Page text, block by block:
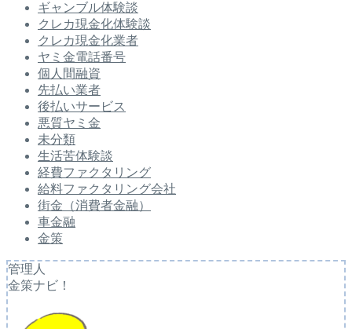
ギャンブル体験談
クレカ現金化体験談
クレカ現金化業者
ヤミ金電話番号
個人間融資
先払い業者
後払いサービス
悪質ヤミ金
未分類
生活苦体験談
経費ファクタリング
給料ファクタリング会社
街金（消費者金融）
車金融
金策
管理人
金策ナビ！